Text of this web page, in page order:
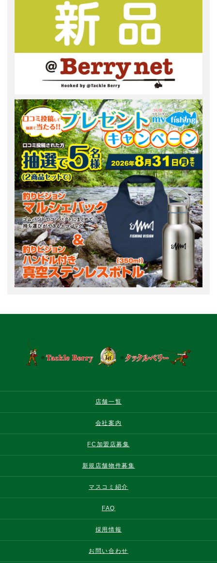
店舗一覧
会社案内
FC加盟店募集
新規店舗物件募集
マスコミ紹介
FAQ
採用情報
お問い合わせ